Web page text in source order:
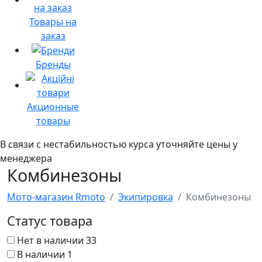
Товары на
заказ
Бренды
Акционные
товары
В связи с нестабильностью курса уточняйте цены у
менеджера
Комбинезоны
Мото-магазин Rmoto Экипировка Комбинезоны
Статус товара
Нет в наличии 33
В наличии 1